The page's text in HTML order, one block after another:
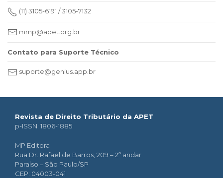
(11) 3105-6191 / 3105-7132
mmp@apet.org.br
Contato para Suporte Técnico
suporte@genius.app.br
Revista de Direito Tributário da APET
p-ISSN: 1806-1885
MP Editora
Rua Dr. Rafael de Barros, 209 – 2º andar
Paraíso – São Paulo/SP
CEP: 04003-041